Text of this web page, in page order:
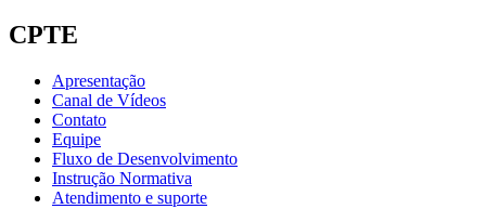
CPTE
Apresentação
Canal de Vídeos
Contato
Equipe
Fluxo de Desenvolvimento
Instrução Normativa
Atendimento e suporte